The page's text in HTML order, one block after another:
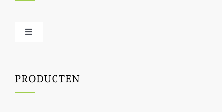
Toggle
Houtbewerking
PRODUCTEN